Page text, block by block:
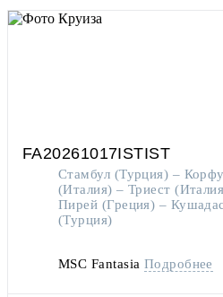
FA20261017ISTIST
Стамбул (Турция) –
(Италия) – Триест
Пирей (Греция) –
(Турция)
MSC Fantasia Подробнее